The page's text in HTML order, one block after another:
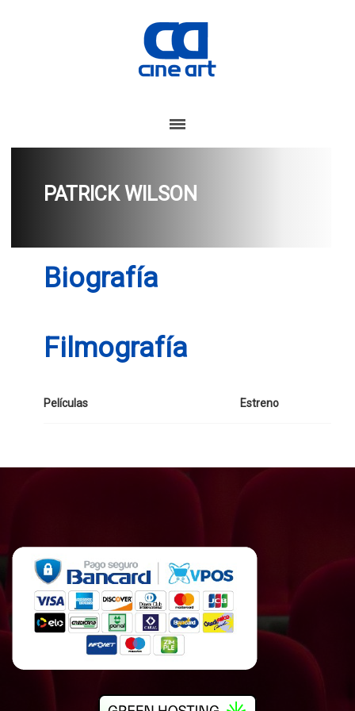
PATRICK WILSON
Biografía
Filmografía
Películas Estreno